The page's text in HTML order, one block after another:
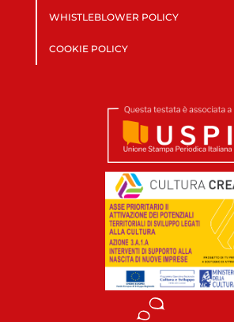
WHISTLEBLOWER POLICY
COOKIE POLICY